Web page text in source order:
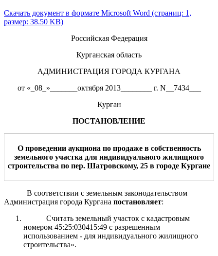
Скачать документ в формате Microsoft Word (страниц: 1,
размер: 38.50 KB)
Российская Федерация
Курганская область
АДМИНИСТРАЦИЯ ГОРОДА КУРГАНА
от «_08_»_______октября 2013________ г. N__7434___
Курган
ПОСТАНОВЛЕНИЕ
О проведении аукциона по продаже в собственность
земельного участка для индивидуального жилищного
строительства по пер. Шатровскому, 25 в городе Кургане
В соответствии с земельным законодательством
Администрация города Кургана постановляет:
Считать земельный участок с кадастровым
номером 45:25:030415:49 с разрешенным
использованием - для индивидуального жилищного
строительства».